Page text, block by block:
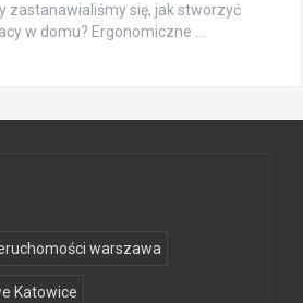
zastanawialiśmy się, jak stworzyć
w domu? Ergonomiczne …
warszawa
Katowice